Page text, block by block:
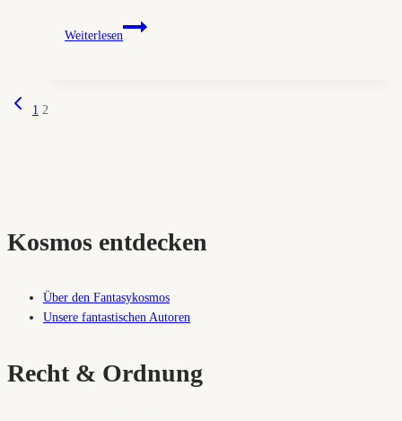
Weiterlesen
Fer De Lance
–
Seitennavigation
Vorherige
1 2
Kosmos entdecken
Über den Fantasykosmos
Unsere fantastischen Autoren
Recht & Ordnung